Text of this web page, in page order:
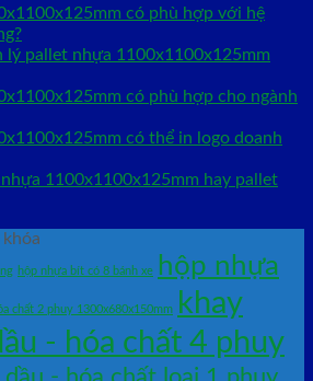
có phù hợp với hệ
lý pallet nhựa 1100x1100x125mm
có phù hợp cho ngành
có thể in logo doanh
1100x1100x125mm hay pallet
hộp nhựa bít có 8 bánh xe
hộp nhựa
chất 2 phuy 1300x680x150mm
khay
- hóa chất 4 phuy